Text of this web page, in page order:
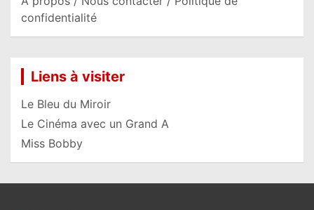
confidentialité
Liens à visiter
Le Bleu du Miroir
Le Cinéma avec un Grand A
Miss Bobby